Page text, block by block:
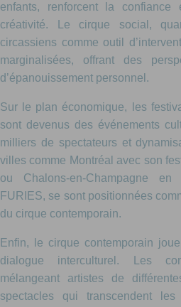
enfants, renforcent la
créativité. Le cirque social,
circassiens comme outil
marginalisées, offrant des
d’épanouissement personnel.
Sur le plan économique, les
sont devenus des événements
milliers de spectateurs et
villes comme Montréal avec son
ou Chalons-en-Champagne
FURIES, se sont positionnées
du cirque contemporain.
Enfin, le cirque contemporain
dialogue interculturel. Les
mélangeant artistes de
spectacles qui transcendent